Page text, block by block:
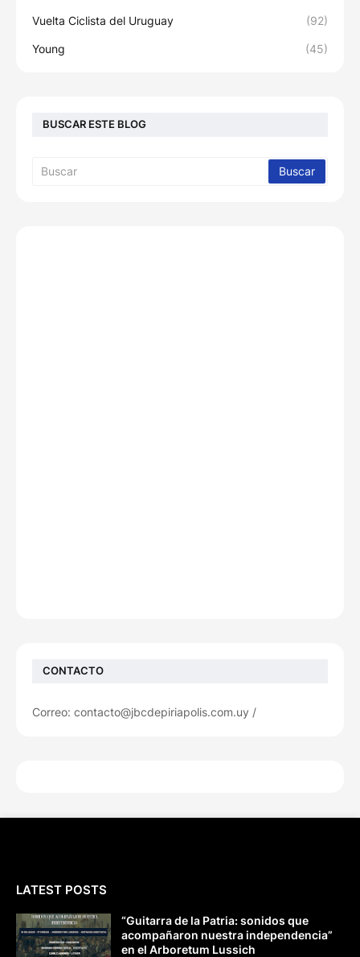
Vuelta Ciclista del Uruguay (92)
Young (45)
BUSCAR ESTE BLOG
CONTACTO
Correo: contacto@jbcdepiriapolis.com.uy /
LATEST POSTS
“Guitarra de la Patria: sonidos que
acompañaron nuestra independencia”
en el Arboretum Lussich